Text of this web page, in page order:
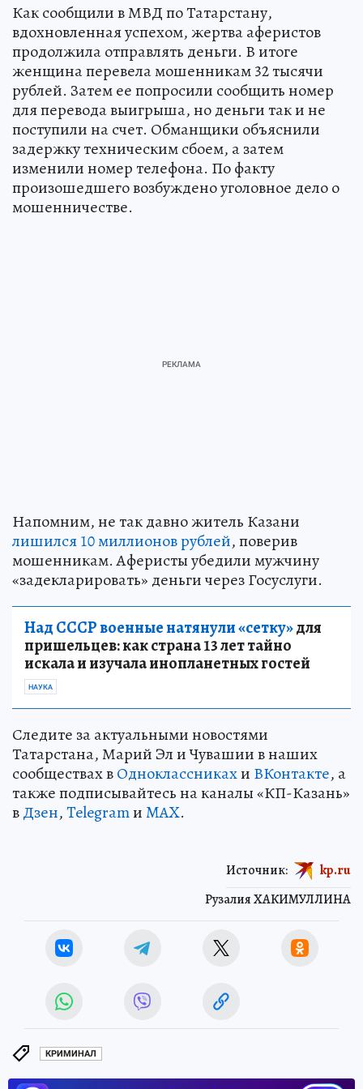
Как сообщили в МВД по Татарстану,
вдохновленная успехом, жертва аферистов
продолжила отправлять деньги. В итоге
женщина перевела мошенникам 32 тысячи
рублей. Затем ее попросили сообщить номер
для перевода выигрыша, но деньги так и не
поступили на счет. Обманщики объяснили
задержку техническим сбоем, а затем
изменили номер телефона. По факту
произошедшего возбуждено уголовное дело о
мошенничестве.
Напомним, не так давно житель Казани
лишился 10 миллионов рублей, поверив
мошенникам. Аферисты убедили мужчину
«задекларировать» деньги через Госуслуги.
Над СССР военные натянули «сетку»для
пришельцев: как страна 13 лет тайно
искала и изучала инопланетных гостей
НАУКА
Следите за актуальными новостями
Татарстана, Марий Эл и Чувашии в наших
сообществах вОдноклассникахи ВКонтакте, а
также подписывайтесь на каналы «КП-Казань»
вДзен,TelegramиMAX.
Рузалия ХАКИМУЛЛИНА
Источник: kp.ru
КРИМИНАЛ